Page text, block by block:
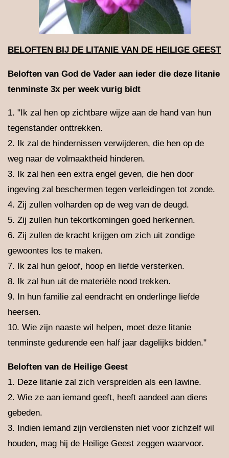
BELOFTEN BIJ DE LITANIE VAN DE HEILIGE GEEST
Beloften van God de Vader aan ieder die deze litanie
tenminste 3x per week vurig bidt
1. "Ik zal hen op zichtbare wijze aan de hand van hun
tegenstander onttrekken.
2. Ik zal de hindernissen verwijderen, die hen op de
weg naar de volmaaktheid hinderen.
3. Ik zal hen een extra engel geven, die hen door
ingeving zal beschermen tegen verleidingen tot zonde.
4. Zij zullen volharden op de weg van de deugd.
5. Zij zullen hun tekortkomingen goed herkennen.
6. Zij zullen de kracht krijgen om zich uit zondige
gewoontes los te maken.
7. Ik zal hun geloof, hoop en liefde versterken.
8. Ik zal hun uit de materiële nood trekken.
9. In hun familie zal eendracht en onderlinge liefde
heersen.
10. Wie zijn naaste wil helpen, moet deze litanie
tenminste gedurende een half jaar dagelijks bidden."
Beloften van de Heilige Geest
1. Deze litanie zal zich verspreiden als een lawine.
2. Wie ze aan iemand geeft, heeft aandeel aan diens
gebeden.
3. Indien iemand zijn verdiensten niet voor zichzelf wil
houden, mag hij de Heilige Geest zeggen waarvoor.